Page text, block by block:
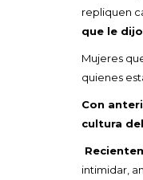
repliquen
que le
Mujeres
quienes
Con
cultura
R
intimidar,